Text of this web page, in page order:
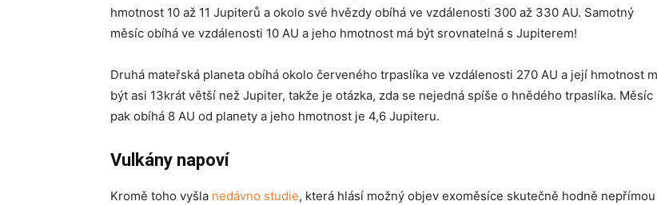
hmotnost 10 až 11 Jupiterů a okolo své hvězdy obíhá ve vzdálenosti 300 až 330 AU. Samotný
měsíc obíhá ve vzdálenosti 10 AU a jeho hmotnost má být srovnatelná s Jupiterem!
Druhá mateřská planeta obíhá okolo červeného trpaslíka ve vzdálenosti 270 AU a její hmotnost
být asi 13krát větší než Jupiter, takže je otázka, zda se nejedná spíše o hnědého trpaslíka. Měsíc
pak obíhá 8 AU od planety a jeho hmotnost je 4,6 Jupiteru.
Vulkány napoví
Kromě toho vyšla nedávno studie, která hlásí možný objev exoměsíce skutečně hodně nepřímou